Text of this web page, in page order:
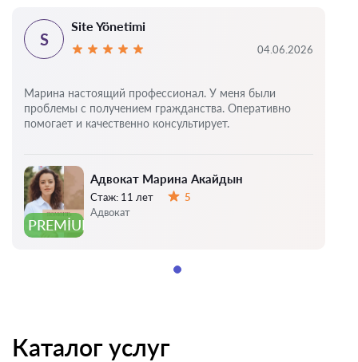
PREMIUM
Адвокат Марина Акайдын
Стаж: 11 лет
5
Адвокат
S
Site Yönetimi
04.06.2026
Марина настоящий профессионал. У меня были
проблемы с получением гражданства. Оперативно
помогает и качественно консультирует.
Каталог услуг